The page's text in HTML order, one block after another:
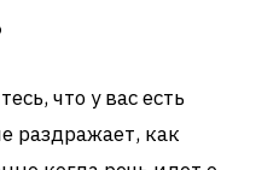
что у вас есть
раздражает, как